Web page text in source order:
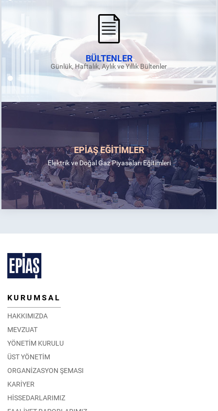
BÜLTENLER
Günlük, Haftalık, Aylık ve Yıllık Bültenler
EPİAŞ EĞİTİMLER
Elektrik ve Doğal Gaz Piyasaları Eğitimleri
KURUMSAL
HAKKIMIZDA
MEVZUAT
YÖNETİM KURULU
ÜST YÖNETİM
ORGANİZASYON ŞEMASI
KARİYER
HİSSEDARLARIMIZ